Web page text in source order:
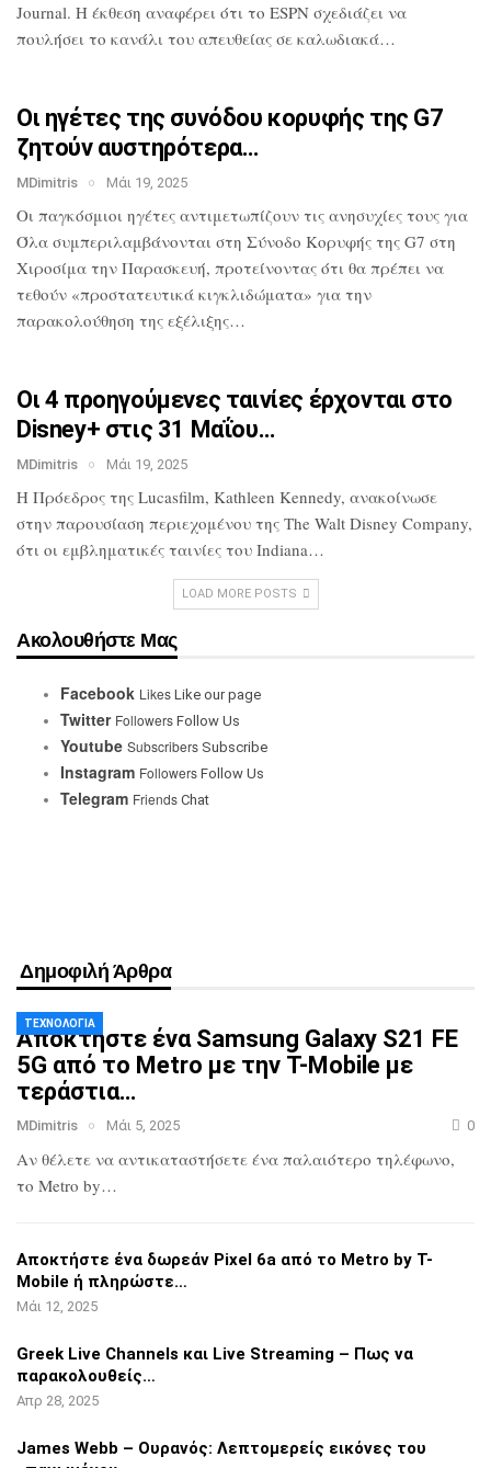
Journal. Η έκθεση αναφέρει ότι το ESPN σχεδιάζει να
πουλήσει το κανάλι του απευθείας σε καλωδιακά…
Οι ηγέτες της συνόδου κορυφής της G7
ζητούν αυστηρότερα…
MDimitris Μάι 19, 2025
Οι παγκόσμιοι ηγέτες αντιμετωπίζουν τις ανησυχίες τους για
Όλα συμπεριλαμβάνονται στη Σύνοδο Κορυφής της G7 στη
Χιροσίμα την Παρασκευή, προτείνοντας ότι θα πρέπει να
τεθούν «προστατευτικά κιγκλιδώματα» για την
παρακολούθηση της εξέλιξης…
Οι 4 προηγούμενες ταινίες έρχονται στο
Disney+ στις 31 Μαΐου…
MDimitris Μάι 19, 2025
Η Πρόεδρος της Lucasfilm, Kathleen Kennedy, ανακοίνωσε
στην παρουσίαση περιεχομένου της The Walt Disney Company,
ότι οι εμβληματικές ταινίες του Indiana…
LOAD MORE POSTS
Ακολουθήστε Μας
Facebook Likes Like our page
Twitter Followers Follow Us
Youtube Subscribers Subscribe
Instagram Followers Follow Us
Telegram Friends Chat
Δημοφιλή Άρθρα
ΤΕΧΝΟΛΟΓΊΑ
Αποκτήστε ένα Samsung Galaxy S21 FE
5G από το Metro με την T-Mobile με
τεράστια…
MDimitris Μάι 5, 2025 0
Αν θέλετε να αντικαταστήσετε ένα παλαιότερο τηλέφωνο,
το Metro by…
Αποκτήστε ένα δωρεάν Pixel 6a από το Metro by T-
Mobile ή πληρώστε…
Μάι 12, 2025
Greek Live Channels και Live Streaming – Πως να
παρακολουθείς…
Απρ 28, 2025
James Webb – Ουρανός: Λεπτομερείς εικόνες του